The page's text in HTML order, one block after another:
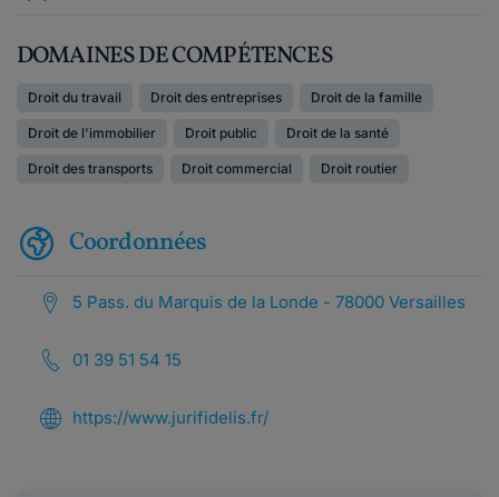
DOMAINES DE COMPÉTENCES
Droit du travail Droit des entreprises Droit de la famille
Droit de l'immobilier Droit public Droit de la santé
Droit des transports Droit commercial Droit routier
Coordonnées
5 Pass. du Marquis de la Londe - 78000 Versailles
01 39 51 54 15
https://www.jurifidelis.fr/